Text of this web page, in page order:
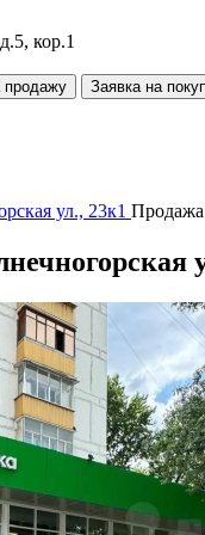
кор.1
продажу Заявка на
ул., 23к1